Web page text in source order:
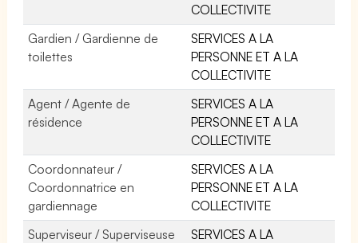
COLLECTIVITE
Gardien / Gardienne de
toilettes
SERVICES A LA
PERSONNE ET A LA
COLLECTIVITE
Agent / Agente de
résidence
SERVICES A LA
PERSONNE ET A LA
COLLECTIVITE
Coordonnateur /
Coordonnatrice en
gardiennage
SERVICES A LA
PERSONNE ET A LA
COLLECTIVITE
Superviseur / Superviseuse
SERVICES A LA